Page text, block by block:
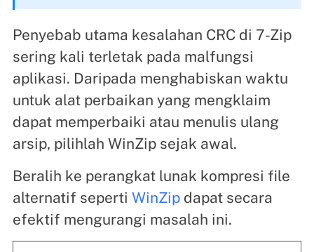
Penyebab utama kesalahan CRC di 7-Zip
sering kali terletak pada malfungsi
aplikasi. Daripada menghabiskan waktu
untuk alat perbaikan yang mengklaim
dapat memperbaiki atau menulis ulang
arsip, pilihlah WinZip sejak awal.
Beralih ke perangkat lunak kompresi file
alternatif seperti WinZipdapat secara
efektif mengurangi masalah ini.